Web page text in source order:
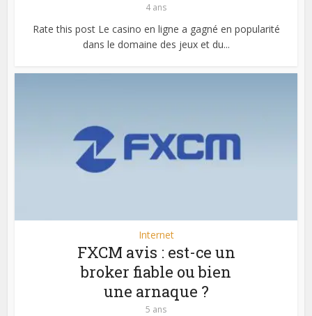
4 ans
Rate this post Le casino en ligne a gagné en popularité
dans le domaine des jeux et du...
Internet
FXCM avis : est-ce un
broker fiable ou bien
une arnaque ?
5 ans